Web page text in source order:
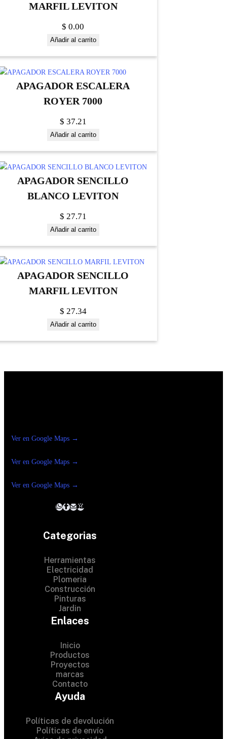
MARFIL LEVITON
$ 0.00
Añadir al carrito
APAGADOR ESCALERA
ROYER 7000
$ 37.21
Añadir al carrito
APAGADOR SENCILLO
BLANCO LEVITON
$ 27.71
Añadir al carrito
APAGADOR SENCILLO
MARFIL LEVITON
$ 27.34
Añadir al carrito
Ver en Google Maps →
Ver en Google Maps →
Ver en Google Maps →
Categorias
Herramientas
Electricidad
Plomeria
Construcción
Pinturas
Jardin
Enlaces
Inicio
Productos
Proyectos
marcas
Contacto
Ayuda
Políticas de devolución
Políticas de envío